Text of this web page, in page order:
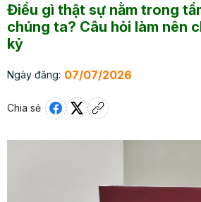
Điều gì thật sự nằm trong
chúng ta? Câu hỏi làm nên
kỷ
Ngày đăng: 07/07/2026
Chia sẻ